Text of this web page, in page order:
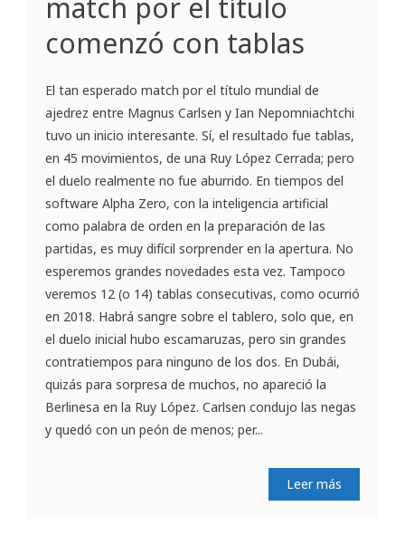
match por el título
comenzó con tablas
El tan esperado match por el título mundial de
ajedrez entre Magnus Carlsen y Ian Nepomniachtchi
tuvo un inicio interesante. Sí, el resultado fue tablas,
en 45 movimientos, de una Ruy López Cerrada; pero
el duelo realmente no fue aburrido. En tiempos del
software Alpha Zero, con la inteligencia artificial
como palabra de orden en la preparación de las
partidas, es muy difícil sorprender en la apertura. No
esperemos grandes novedades esta vez. Tampoco
veremos 12 (o 14) tablas consecutivas, como ocurrió
en 2018. Habrá sangre sobre el tablero, solo que, en
el duelo inicial hubo escamaruzas, pero sin grandes
contratiempos para ninguno de los dos. En Dubái,
quizás para sorpresa de muchos, no apareció la
Berlinesa en la Ruy López. Carlsen condujo las negas
y quedó con un peón de menos; per...
Leer más